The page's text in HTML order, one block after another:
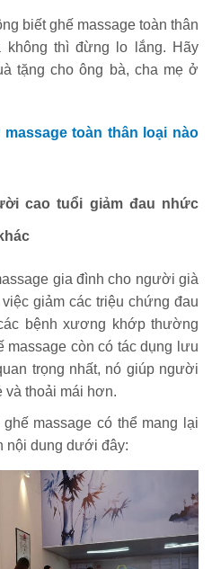
biết ghế massage toàn thân
thì đừng lo lắng. Hãy
tặng cho ông bà, cha mẹ ở
massage toàn thân loại nào
cao tuổi giảm đau nhức
gia đình cho người già
giảm các triệu chứng đau
bệnh xương khớp thường
massage còn có tác dụng lưu
trọng nhất, nó giúp người
và thoải mái hơn.
massage có thể mang lại
nội dung dưới đây: